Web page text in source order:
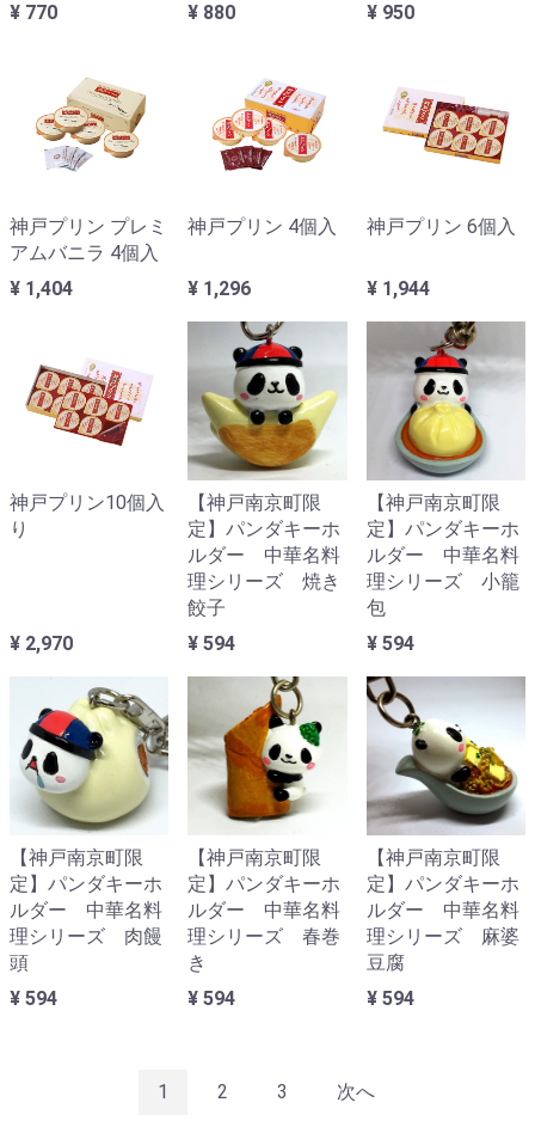
¥ 770
¥ 880
¥ 950
神戸プリン プレミ
アムバニラ 4個入
¥ 1,404
神戸プリン 4個入
¥ 1,296
神戸プリン 6個入
¥ 1,944
神戸プリン10個入
り
¥ 2,970
【神戸南京町限
定】パンダキーホ
ルダー 中華名料
理シリーズ 焼き
餃子
¥ 594
【神戸南京町限
定】パンダキーホ
ルダー 中華名料
理シリーズ 小籠
包
¥ 594
【神戸南京町限
定】パンダキーホ
ルダー 中華名料
理シリーズ 肉饅
頭
¥ 594
【神戸南京町限
定】パンダキーホ
ルダー 中華名料
理シリーズ 春巻
き
¥ 594
【神戸南京町限
定】パンダキーホ
ルダー 中華名料
理シリーズ 麻婆
豆腐
¥ 594
1 2 3 次へ